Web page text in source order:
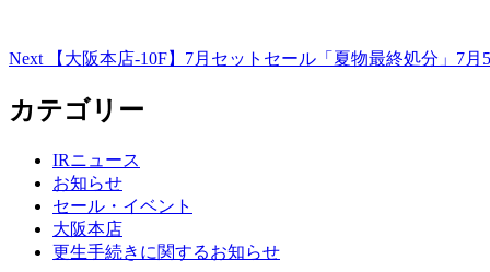
Next 【大阪本店-10F】7月セットセール「夏物最終処分」7月
カテゴリー
IRニュース
お知らせ
セール・イベント
大阪本店
更生手続きに関するお知らせ